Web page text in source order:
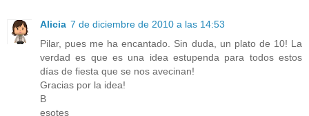
Alicia 7 de diciembre de 2010 a las 14:53
Pilar, pues me ha encantado. Sin duda, un plato de 10! La
verdad es que es una idea estupenda para todos estos
días de fiesta que se nos avecinan!
Gracias por la idea!
B
esotes